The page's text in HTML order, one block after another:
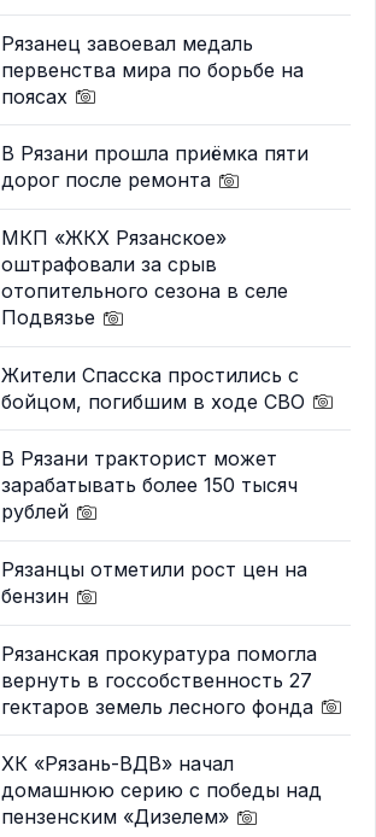
Рязанец завоевал медаль
первенства мира по борьбе на
поясах
В Рязани прошла приёмка пяти
дорог после ремонта
МКП «ЖКХ Рязанское»
оштрафовали за срыв
отопительного сезона в селе
Подвязье
Жители Спасска простились с
бойцом, погибшим в ходе СВО
В Рязани тракторист может
зарабатывать более 150 тысяч
рублей
Рязанцы отметили рост цен на
бензин
Рязанская прокуратура помогла
вернуть в госсобственность 27
гектаров земель лесного фонда
ХК «Рязань-ВДВ» начал
домашнюю серию с победы над
пензенским «Дизелем»